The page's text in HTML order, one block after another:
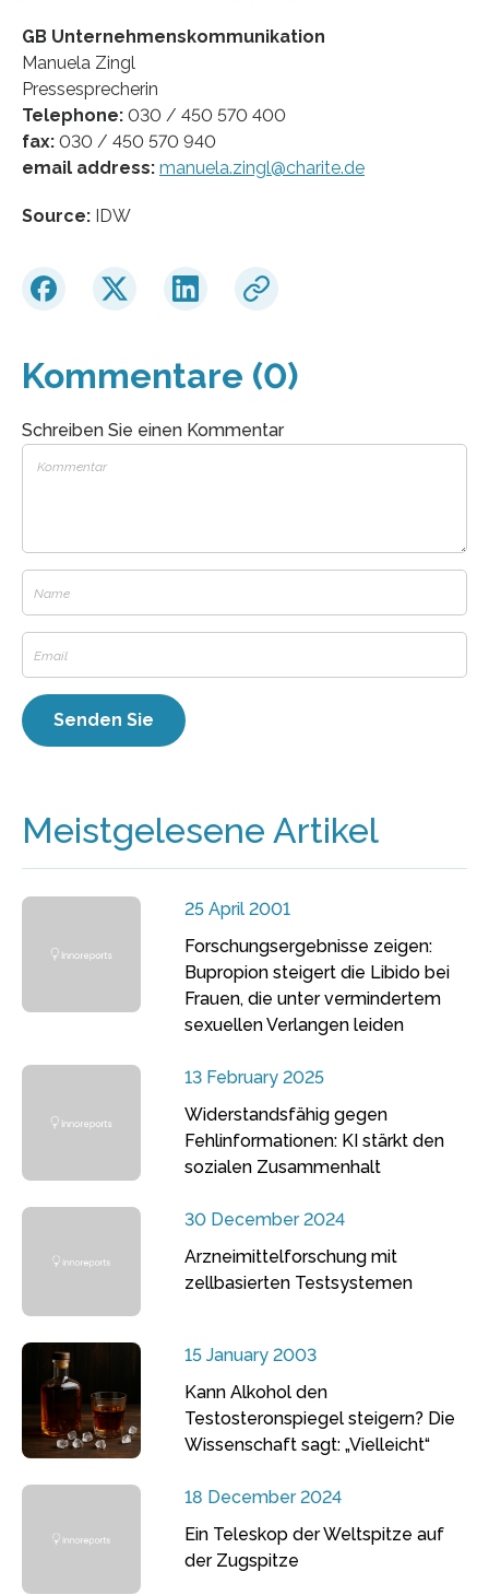
GB Unternehmenskommunikation
Manuela Zingl
Pressesprecherin
Telephone: 030 / 450 570 400
fax: 030 / 450 570 940
email address: manuela.zingl@charite.de
Source: IDW
Kommentare (0)
Schreiben Sie einen Kommentar
Meistgelesene Artikel
25 April 2001
Forschungsergebnisse zeigen:
Bupropion steigert die Libido bei
Frauen, die unter vermindertem
sexuellen Verlangen leiden
13 February 2025
Widerstandsfähig gegen
Fehlinformationen: KI stärkt den
sozialen Zusammenhalt
30 December 2024
Arzneimittelforschung mit
zellbasierten Testsystemen
15 January 2003
Kann Alkohol den
Testosteronspiegel steigern? Die
Wissenschaft sagt: „Vielleicht“
18 December 2024
Ein Teleskop der Weltspitze auf
der Zugspitze